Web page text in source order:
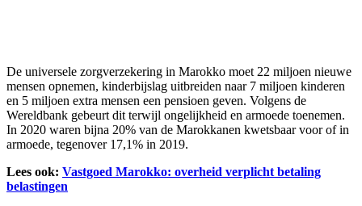
De universele zorgverzekering in Marokko moet 22 miljoen nieuwe
mensen opnemen, kinderbijslag uitbreiden naar 7 miljoen kinderen
en 5 miljoen extra mensen een pensioen geven. Volgens de
Wereldbank gebeurt dit terwijl ongelijkheid en armoede toenemen.
In 2020 waren bijna 20% van de Marokkanen kwetsbaar voor of in
armoede, tegenover 17,1% in 2019.
Lees ook: Vastgoed Marokko: overheid verplicht betaling
belastingen